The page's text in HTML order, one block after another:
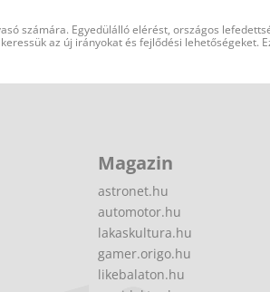
számára. Egyedülálló elérést, országos
az új irányokat és fejlődési lehetőségeket.
Magazin
astronet.hu
automotor.hu
lakaskultura.hu
gamer.origo.hu
likebalaton.hu